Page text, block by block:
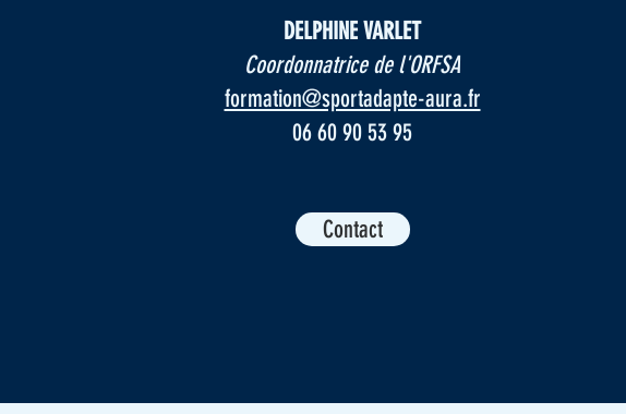
DELPHINE VARLET​
Coordonnatrice de l'ORFSA
formation@sportadapte-aura.fr
06 60 90 53 95
Contact